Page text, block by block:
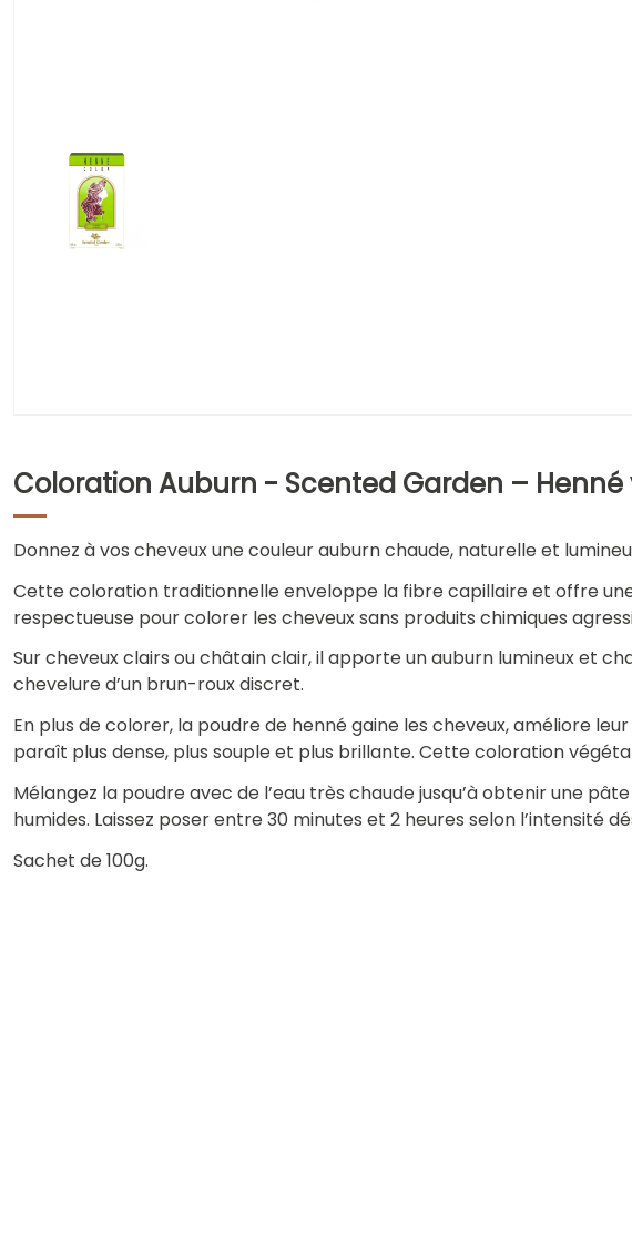
Coloration Auburn - Scented Garden – Henné
Donnez à vos cheveux une couleur auburn chaude, naturelle et
Cette coloration traditionnelle enveloppe la fibre capillaire et offre
respectueuse pour colorer les cheveux sans produits chimiques
Sur cheveux clairs ou châtain clair, il apporte un auburn lumineux et
chevelure d’un brun-roux discret.
En plus de colorer, la poudre de henné gaine les cheveux, améliore
paraît plus dense, plus souple et plus brillante. Cette coloration
Mélangez la poudre avec de l’eau très chaude jusqu’à obtenir une
humides. Laissez poser entre 30 minutes et 2 heures selon l’intensité
Sachet de 100g.